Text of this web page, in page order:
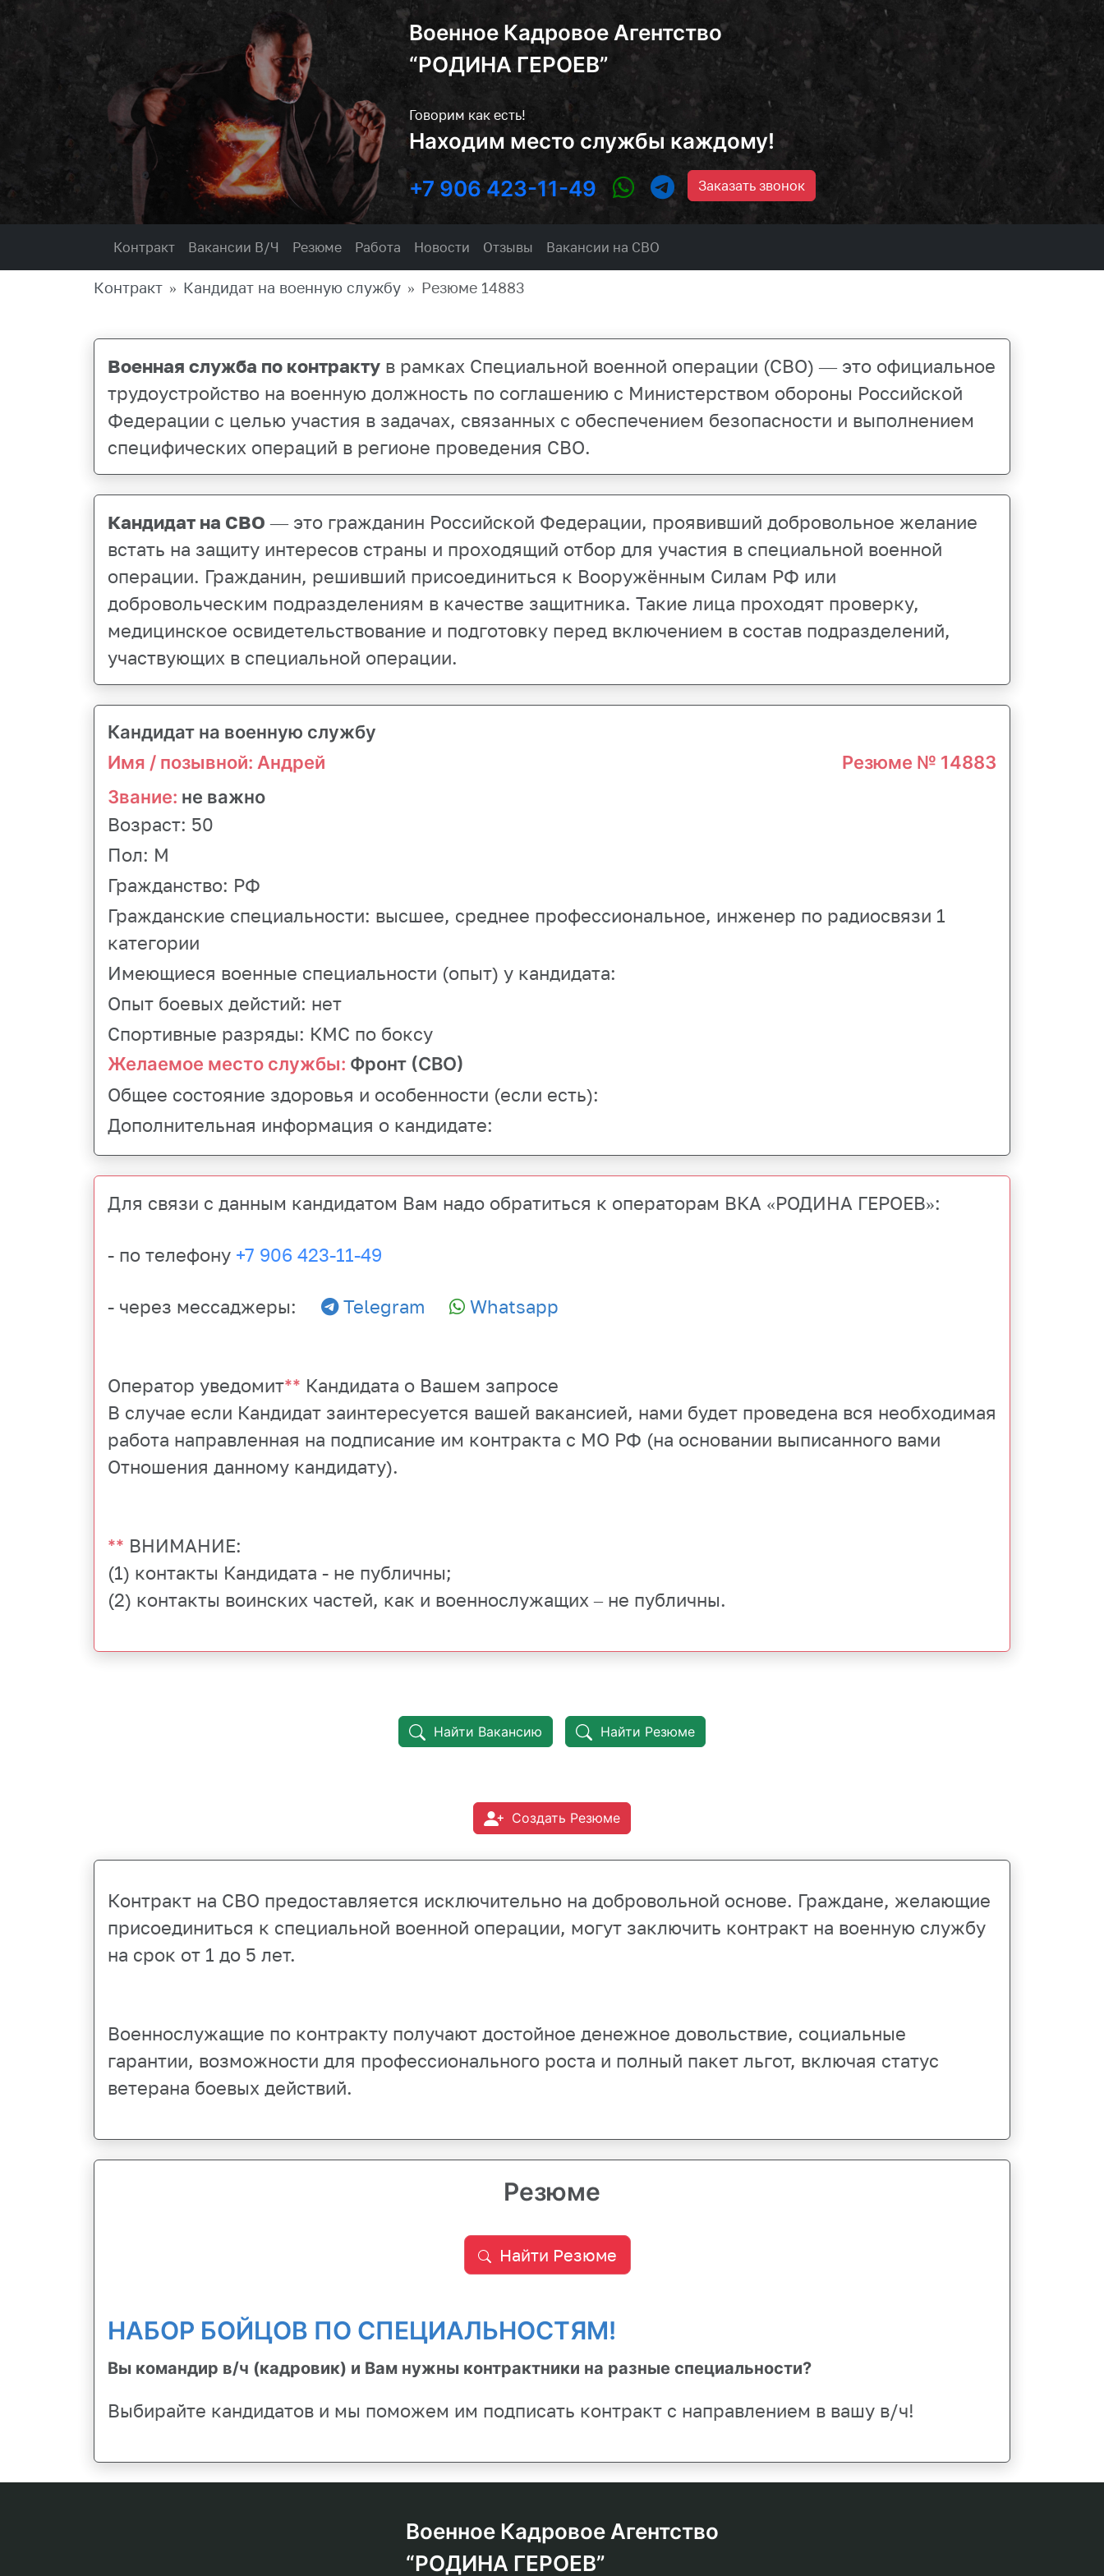
+7 906 423-11-49 Заказать звонок
Говорим как есть!
Находим место службы каждому!
Военное Кадровое Агентство
“РОДИНА ГЕРОЕВ”
Контракт Вакансии В/Ч Резюме Работа Новости Отзывы Вакансии на СВО
Контракт Кандидат на военную службу Резюме 14883
Военная служба по контракту в рамках Специальной военной операции (СВО) — это официальное
трудоустройство на военную должность по соглашению с Министерством обороны Российской
Федерации с целью участия в задачах, связанных с обеспечением безопасности и выполнением
специфических операций в регионе проведения СВО.
Кандидат на СВО — это гражданин Российской Федерации, проявивший добровольное желание
встать на защиту интересов страны и проходящий отбор для участия в специальной военной
операции. Гражданин, решивший присоединиться к Вооружённым Силам РФ или
добровольческим подразделениям в качестве защитника. Такие лица проходят проверку,
медицинское освидетельствование и подготовку перед включением в состав подразделений,
участвующих в специальной операции.
Кандидат на военную службу
Имя / позывной: Андрей
Резюме № 14883
Звание: не важно
Возраст: 50
Пол: М
Гражданство: РФ
Гражданские специальности: высшее, среднее профессиональное, инженер по радиосвязи 1
категории
Имеющиеся военные специальности (опыт) у кандидата:
Опыт боевых дейстий: нет
Спортивные разряды: КМС по боксу
Желаемое место службы: Фронт (СВО)
Общее состояние здоровья и особенности (если есть):
Дополнительная информация о кандидате:
Для связи с данным кандидатом Вам надо обратиться к операторам ВКА «РОДИНА ГЕРОЕВ»:
- по телефону +7 906 423-11-49
- через мессаджеры: Telegram Whatsapp
Оператор уведомит** Кандидата о Вашем запросе
В случае если Кандидат заинтересуется вашей вакансией, нами будет проведена вся необходимая
работа направленная на подписание им контракта с МО РФ (на основании выписанного вами
Отношения данному кандидату).
** ВНИМАНИЕ:
(1) контакты Кандидата - не публичны;
(2) контакты воинских частей, как и военнослужащих – не публичны.
Найти Вакансию Найти Резюме
Создать Резюме
Контракт на СВО предоставляется исключительно на добровольной основе. Граждане, желающие
присоединиться к специальной военной операции, могут заключить контракт на военную службу
на срок от 1 до 5 лет.
Военнослужащие по контракту получают достойное денежное довольствие, социальные
гарантии, возможности для профессионального роста и полный пакет льгот, включая статус
ветерана боевых действий.
Резюме
Найти Резюме
НАБОР БОЙЦОВ ПО СПЕЦИАЛЬНОСТЯМ!
Вы командир в/ч (кадровик) и Вам нужны контрактники на разные специальности?
Выбирайте кандидатов и мы поможем им подписать контракт с направлением в вашу в/ч!
Военное Кадровое Агентство
“РОДИНА ГЕРОЕВ”